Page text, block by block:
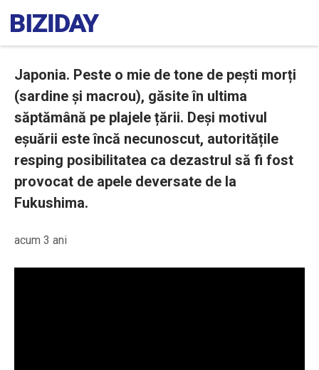
Japonia. Peste o mie de tone de pești morți
(sardine și macrou), găsite în ultima
săptămână pe plajele țării. Deși motivul
eșuării este încă necunoscut, autoritățile
resping posibilitatea ca dezastrul să fi fost
provocat de apele deversate de la
Fukushima.
acum 3 ani